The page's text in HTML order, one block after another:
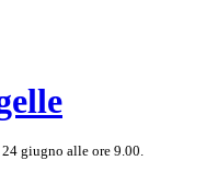
giugno alle ore 9.00.